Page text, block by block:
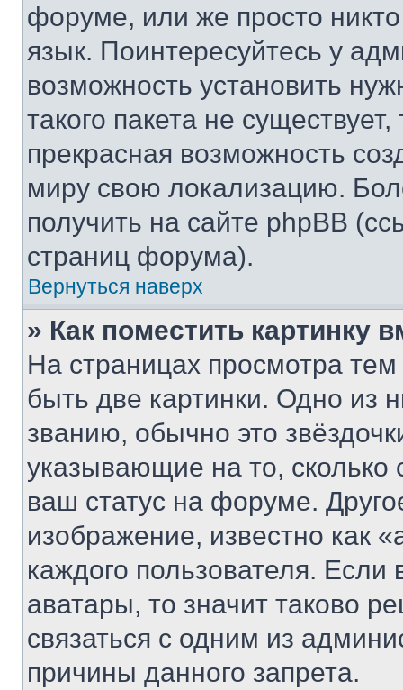
форуме, или же просто
язык. Поинтересуйтесь у
возможность установить
такого пакета не
прекрасная возможность
миру свою локализацию.
получить на сайте phpBB
страниц форума).
Вернуться наверх
» Как поместить картинку
На страницах просмотра
быть две картинки. Одно из
званию, обычно это
указывающие на то,
ваш статус на форуме.
изображение, известно как
каждого пользователя.
аватары, то значит таково
связаться с одним из
причины данного запрета.